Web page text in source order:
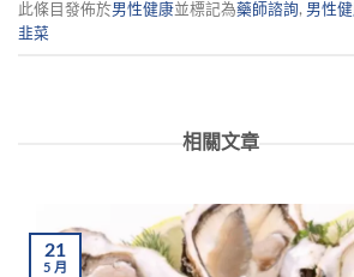
此條目發佈於男性健康並標記為藥師諮詢, 男性
韭菜
相關文章
21
5月